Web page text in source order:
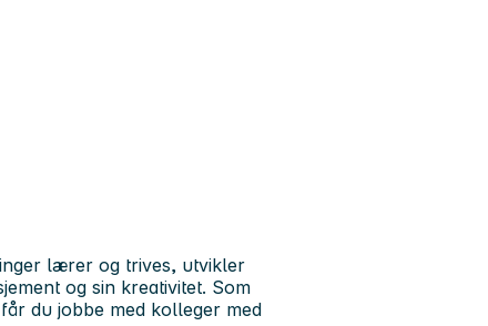
lærer og trives, utvikler
og sin kreativitet. Som
du jobbe med kolleger med